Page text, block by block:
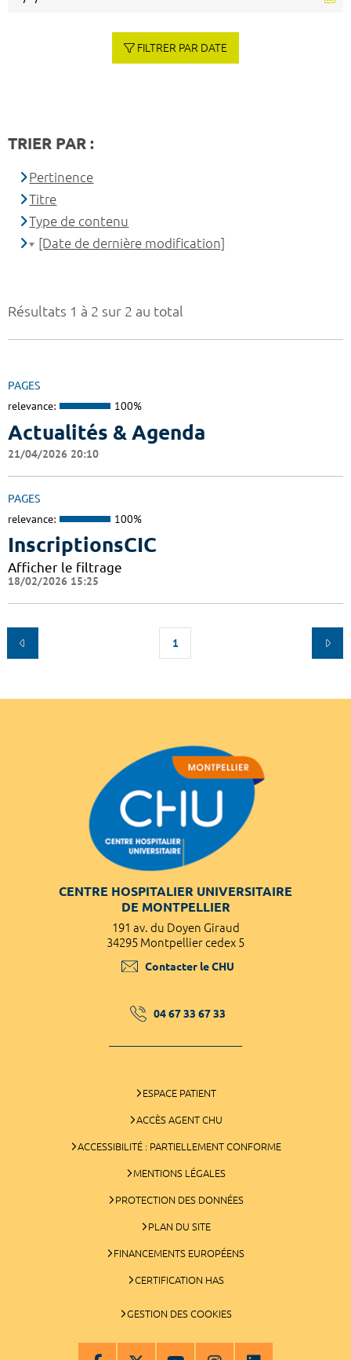
Résultats 1 à 2 sur 2 au total
PAGES
relevance: 100%
Actualités & Agenda
21/04/2026 20:10
PAGES
relevance: 100%
InscriptionsCIC
Afficher le filtrage
18/02/2026 15:25
1
FILTRER PAR DATE
TRIER PAR :
Pertinence
Titre
Type de contenu
[Date de dernière modification]
CENTRE HOSPITALIER UNIVERSITAIRE
DE MONTPELLIER
191 av. du Doyen Giraud
34295 Montpellier cedex 5
Contacter le CHU
04 67 33 67 33
ESPACE PATIENT
ACCÈS AGENT CHU
ACCESSIBILITÉ : PARTIELLEMENT CONFORME
MENTIONS LÉGALES
PROTECTION DES DONNÉES
PLAN DU SITE
FINANCEMENTS EUROPÉENS
CERTIFICATION HAS
GESTION DES COOKIES